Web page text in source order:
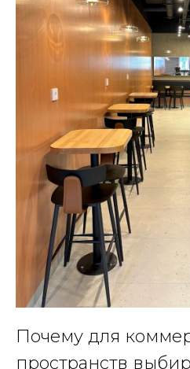
Почему для
пространств